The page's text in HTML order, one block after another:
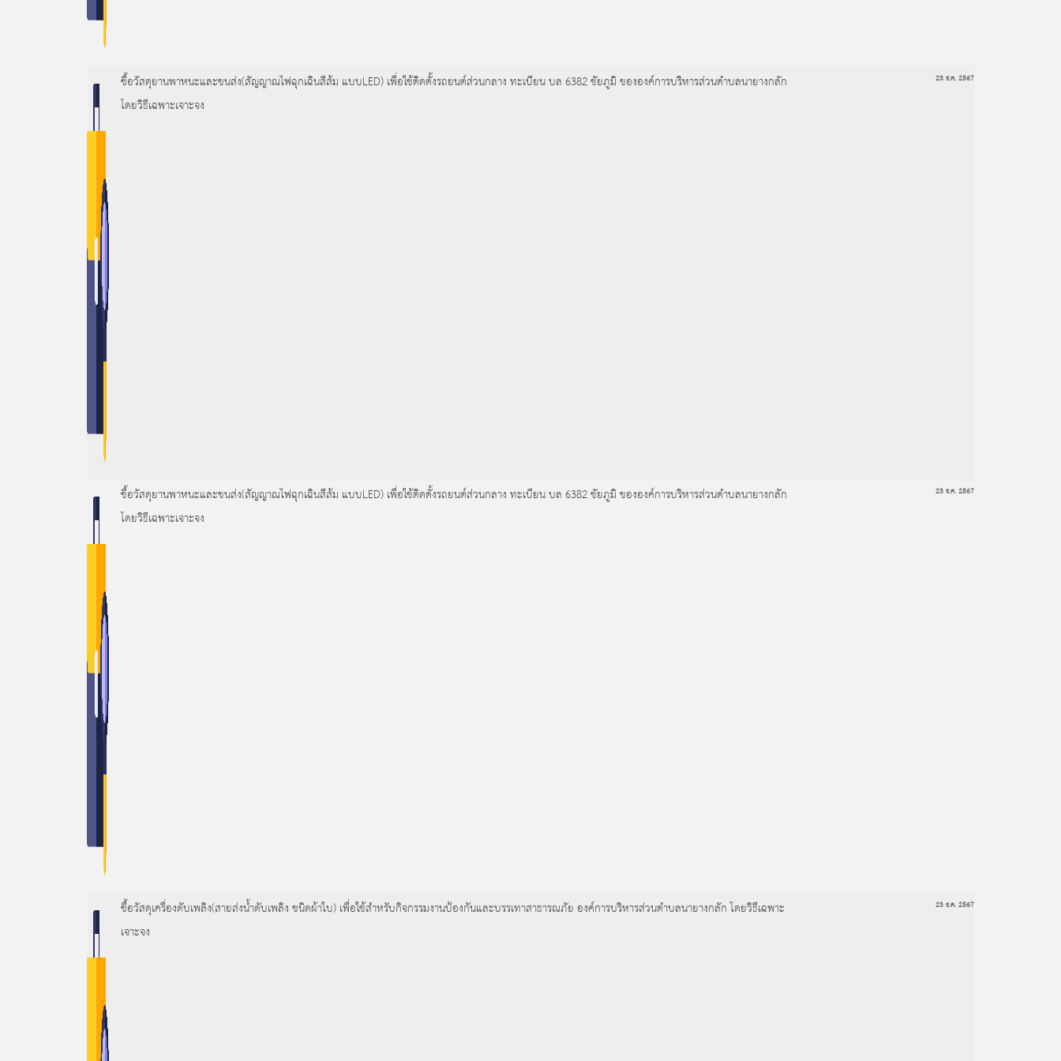
ซื้อวัสดุยานพาหนะและขนส่ง(สัญญาณไฟฉุกเฉินสีส้ม แบบLED) เพื่อใช้ติดตั้งรถยนต์ส่วนกลาง ทะเบียน บล 6382 ชัยภูมิ ขององค์การบริหารส่วนตำบลนายางกลัก
โดยวิธีเฉพาะเจาะจง
23 ธ.ค. 2567
ซื้อวัสดุยานพาหนะและขนส่ง(สัญญาณไฟฉุกเฉินสีส้ม แบบLED) เพื่อใช้ติดตั้งรถยนต์ส่วนกลาง ทะเบียน บล 6382 ชัยภูมิ ขององค์การบริหารส่วนตำบลนายางกลัก
โดยวิธีเฉพาะเจาะจง
23 ธ.ค. 2567
ซื้อวัสดุเครื่องดับเพลิง(สายส่งน้ำดับเพลิง ชนิดผ้าใบ) เพื่อใช้สำหรับกิจกรรมงานป้องกันและบรรเทาสาธารณภัย องค์การบริหารส่วนตำบลนายางกลัก โดยวิธีเฉพาะ
เจาะจง
23 ธ.ค. 2567